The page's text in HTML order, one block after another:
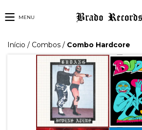
MENU
Início / Combos / Combo Hardcore